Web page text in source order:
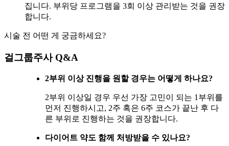
집니다. 부위당 프로그램을 3회 이상 관리받는 것을 권장
합니다.
시술 전 어떤 게 궁금하세요?
걸그룹주사 Q&A
2부위 이상 진행을 원할 경우는 어떻게 하나요?
2부위 이상일 경우 우선 가장 고민이 되는 1부위를
먼저 진행하시고, 2주 혹은 6주 코스가 끝난 후 다
른 부위로 진행하는 것을 권장합니다.
다이어트 약도 함께 처방받을 수 있나요?